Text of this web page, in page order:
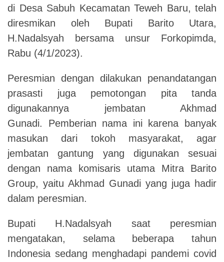
di Desa Sabuh Kecamatan Teweh Baru, telah
diresmikan oleh Bupati Barito Utara,
H.Nadalsyah bersama unsur Forkopimda,
Rabu (4/1/2023).
Peresmian dengan dilakukan penandatangan
prasasti juga pemotongan pita tanda
digunakannya jembatan Akhmad
Gunadi. Pemberian nama ini karena banyak
masukan dari tokoh masyarakat, agar
jembatan gantung yang digunakan sesuai
dengan nama komisaris utama Mitra Barito
Group, yaitu Akhmad Gunadi yang juga hadir
dalam peresmian.
Bupati H.Nadalsyah saat peresmian
mengatakan, selama beberapa tahun
Indonesia sedang menghadapi pandemi covid